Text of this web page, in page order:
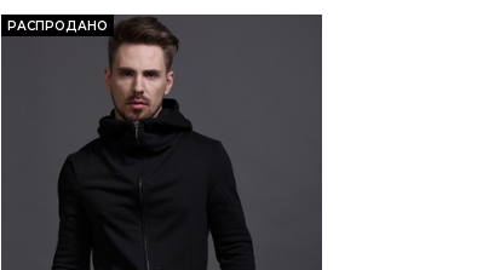
РАСПРОДАНО